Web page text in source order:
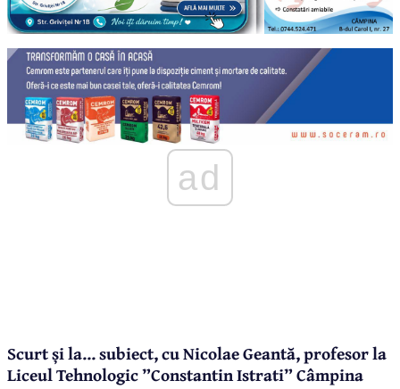
ad
Scurt și la... subiect, cu Nicolae Geantă, profesor la
Liceul Tehnologic ”Constantin Istrati” Câmpina